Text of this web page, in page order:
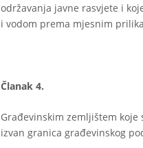
održavanja javne rasvjete i
i vodom prema mjesnim
Članak 4.
Građevinskim zemljištem
izvan granica građevinskog